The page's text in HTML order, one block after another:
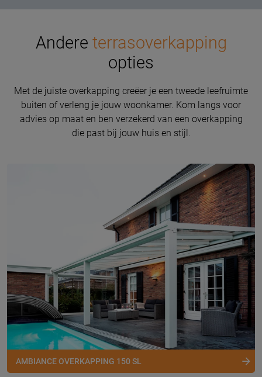
Andere terrasoverkapping
opties
Met de juiste overkapping creëer je een tweede leefruimte
buiten of verleng je jouw woonkamer. Kom langs voor
advies op maat en ben verzekerd van een overkapping
die past bij jouw huis en stijl.
AMBIANCE OVERKAPPING 150 SL